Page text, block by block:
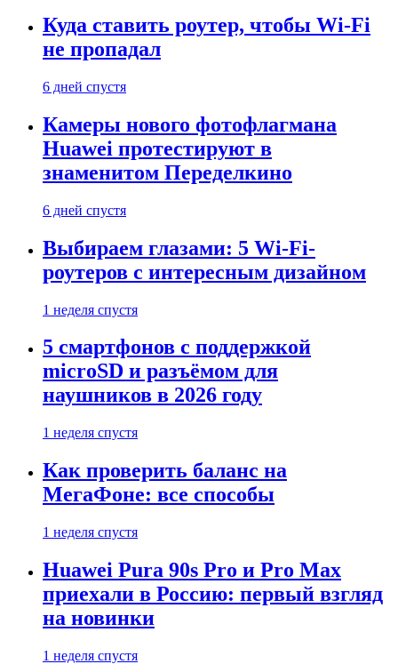
Куда ставить роутер, чтобы Wi-Fi
не пропадал
6 дней спустя
Камеры нового фотофлагмана
Huawei протестируют в
знаменитом Переделкино
6 дней спустя
Выбираем глазами: 5 Wi-Fi-
роутеров с интересным дизайном
1 неделя спустя
5 смартфонов с поддержкой
microSD и разъёмом для
наушников в 2026 году
1 неделя спустя
Как проверить баланс на
МегаФоне: все способы
1 неделя спустя
Huawei Pura 90s Pro и Pro Max
приехали в Россию: первый взгляд
на новинки
1 неделя спустя